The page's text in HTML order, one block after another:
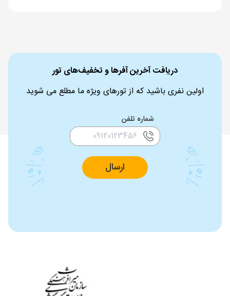
دریافت آخرین آفرها و تخفیف‌های تور
اولین نفری باشید که از تورهای ویژه ما مطلع می شوید
شماره تلفن
ارسال